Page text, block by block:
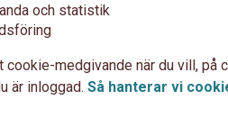
en bankdag.
och statistik
cookie-medgivande när du vill, på
är inloggad. Så hanterar vi